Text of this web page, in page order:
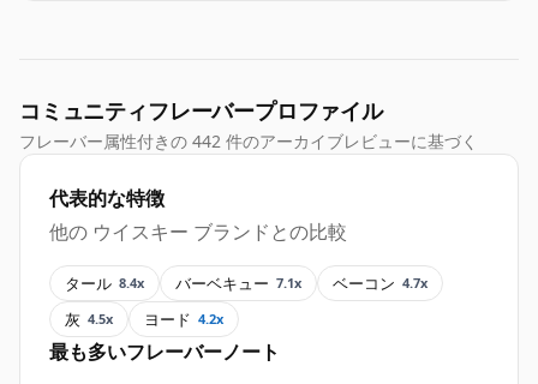
コミュニティフレーバープロファイル
フレーバー属性付きの 442 件のアーカイブレビューに基づく
代表的な特徴
他の ウイスキー ブランドとの比較
タール 8.4x バーベキュー 7.1x ベーコン 4.7x
灰 4.5x ヨード 4.2x
最も多いフレーバーノート